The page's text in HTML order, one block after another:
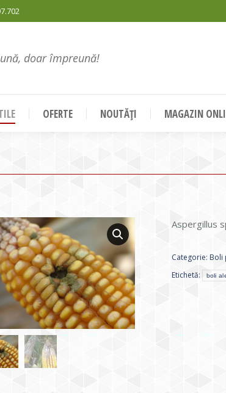
doar împreună!
OFERTE NOUTĂȚI MAGAZIN
Aspergillus
Categorie: Boli
Etichetă:
boli